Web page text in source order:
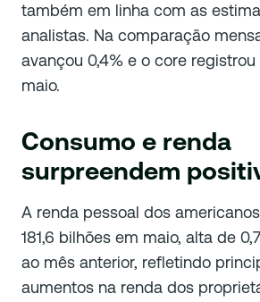
também em linha com as
analistas. Na comparação
avançou 0,4% e o core
maio.
Consumo e renda
surpreendem
A renda pessoal dos
181,6 bilhões em maio, alta de
ao mês anterior, refletindo
aumentos na renda dos